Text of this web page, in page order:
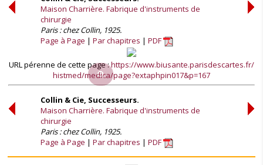
Maison Charrière. Fabrique d'instruments de
chirurgie
Paris : chez Collin, 1925.
Page à Page
Par chapitres PDF
URL pérenne de cette page :https://www.biusante.parisdescartes.fr/
histmed/medica/page?extaphpin017&p=167
Collin & Cie, Successeurs.
Maison Charrière. Fabrique d'instruments de
chirurgie
Paris : chez Collin, 1925.
Page à Page
Par chapitres PDF